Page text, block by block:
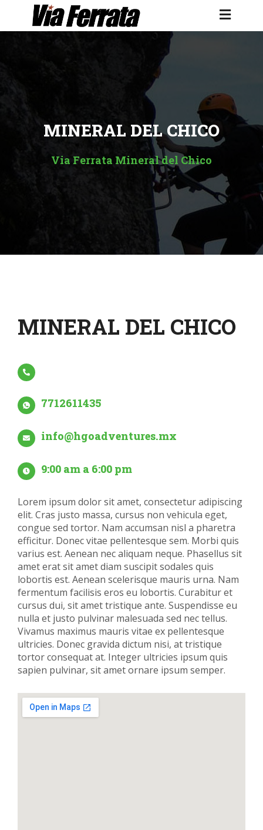
MINERAL DEL CHICO
Via Ferrata Mineral del Chico
MINERAL DEL CHICO
7712611435
info@hgoadventures.mx
9:00 am a 6:00 pm
Lorem ipsum dolor sit amet, consectetur adipiscing
elit. Cras justo massa, cursus non vehicula eget,
congue sed tortor. Nam accumsan nisl a pharetra
efficitur. Donec vitae pellentesque sem. Morbi quis
varius est. Aenean nec aliquam neque. Phasellus sit
amet erat sit amet diam suscipit sodales quis
lobortis est. Aenean scelerisque mauris urna. Nam
fermentum facilisis eros eu lobortis. Curabitur et
cursus dui, sit amet tristique ante. Suspendisse eu
nulla et justo pulvinar malesuada sed nec tellus.
Vivamus maximus mauris vitae ex pellentesque
ultricies. Donec gravida dictum nisi, at tristique
tortor consequat at. Integer ultricies ipsum quis
sapien pulvinar, sit amet ornare ipsum semper.